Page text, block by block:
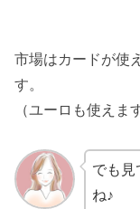
市場はカードが使
す。
（ユーロも使えま
でも見
ね♪